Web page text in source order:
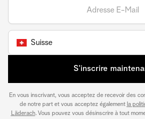
Suisse
S’inscrire
En vous inscrivant, vous acceptez de recevoir des
de notre part et vous acceptez également la
Läderach. Vous pouvez vous désinscrire à tout